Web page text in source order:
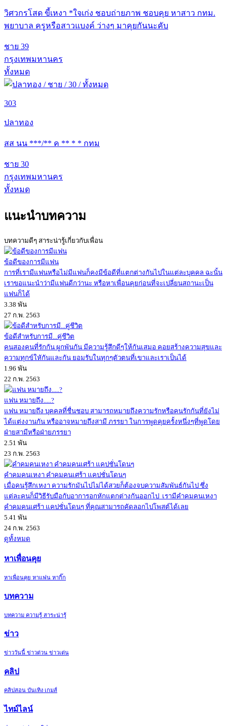
วิศวกรโสด ขี้เหงา *ใจเก่ง ชอบถ่ายภาพ ชอบคุย หาสาว กทม.
พยาบาล ครูหรือสาวแบงค์ ว่างๆ มาคุยกันนะคับ
ชาย 39
กรุงเทพมหานคร
ทั้งหมด
303
ปลาทอง
สส นน ***/** ค ** * * กทม
ชาย 30
กรุงเทพมหานคร
ทั้งหมด
แนะนำบทความ
บทความดีๆ สาระน่ารู้เกี่ยวกับเพื่อน
ข้อดีของการมีแฟน
การที่เรามีแฟนหรือไม่มีแฟนก็คงมีข้อดีที่แตกต่างกันไปในแต่ละบุคคล ฉะนั้น
เราขอแนะนำว่ามีแฟนดีกว่านะ หรือหาเพื่อนคุยก่อนที่จะเปลี่ยนสถานะเป็น
แฟนก็ได้
3.38 พัน
27 ก.พ. 2563
ข้อดีสำหรับการมี...คู่ชีวิต
คนสองคนที่รักกัน ผูกพันกัน มีความรู้สึกดีๆให้กันเสมอ คอยสร้างความสุขและ
ความทุกข์ใหักันและกัน ยอมรับในทุกๆตัวตนที่เขาและเราเป็นได้
1.96 พัน
22 ก.พ. 2563
แฟน หมายถึง.....?
แฟน หมายถึง บุคคลที่ชื่นชอบ สามารถหมายถึงความรักหรือคนรักกันที่ยังไม่
ได้แต่งงานกัน หรืออาจหมายถึงสามี ภรรยา ในการพูดคุยครั้งหนึ่งๆที่พูดโดย
ฝ่ายสามีหรือฝ่ายภรรยา
2.51 พัน
23 ก.พ. 2563
คำคมคนเหงา คำคมคนเศร้า แคปชั่นโดนๆ
เมื่อคนรู้สึกเหงา ความรักมันไปไม่ได้สวยก็ต้องจบความสัมพันธ์กันไป ซึ่ง
แต่ละคนก็มีวิธีรับมือกับอาการอกหักแตกต่างกันออกไป เรามีคำคมคนเหงา
คำคมคนเศร้า แคปชั่นโดนๆ ที่คุณสามารถคัดลอกไปโพสต์ได้เลย
5.41 พัน
24 ก.พ. 2563
ดูทั้งหมด
หาเพื่อนคุย
หาเพื่อนคุย หาแฟน หากิ๊ก
บทความ
บทความ ความรู้ สาระน่ารู้
ข่าว
ข่าววันนี้ ข่าวด่วน ข่าวเด่น
คลิป
คลิปสอน บันเทิง เกมส์
ไทม์ไลน์